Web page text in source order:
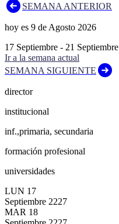
SEMANA ANTERIOR
hoy es 9 de Agosto 2026
17 Septiembre - 21 Septiembre
Ir a la semana actual
SEMANA SIGUIENTE
director
institucional
inf.,primaria, secundaria
formación profesional
universidades
LUN 17
Septiembre 2227
MAR 18